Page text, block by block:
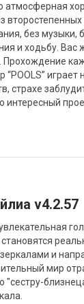
атмосферная
без музыки,
и ходьбу. Вас
Прохождение
“POOLS” играет
страхе
интересный
v4.2.57
становятся
и
мир
"сестру-